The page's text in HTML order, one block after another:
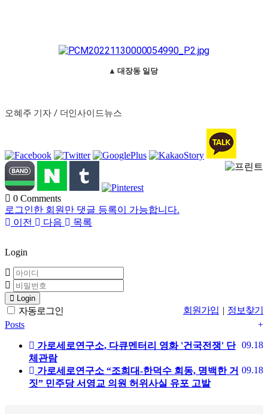
▲ 대장동 일당
오혜주 기자 / 더인사이드뉴스
0 Comments
로그인한 회원만 댓글 등록이 가능합니다.
이전
다음 목록
Login
Login
자동로그인 회원가입 | 정보찾기
+
Posts
09.18
가로세로연구소, 다큐멘터리 영화 '건국전쟁' 단
체관람
09.18
가로세로연구소 “조희대-한덕수 회동, 명백한 거
짓” 민주당 서영교 의원 허위사실 유포 고발